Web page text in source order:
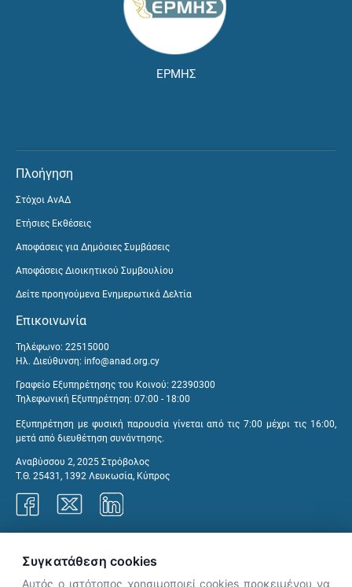
ΕΡΜΗΣ
Πλοήγηση
Στόχοι ΑνΑΔ
Ετήσιες Εκθέσεις
Αποφάσεις για Δημόσιες Συμβάσεις
Αποφάσεις Διοικητικού Συμβουλίου
Δείτε προηγούμενα Ενημερωτικά Δελτία
Επικοινωνία
Τηλέφωνο: 22515000
Ηλ. Διεύθυνση: info@anad.org.cy
Γραφείο Εξυπηρέτησης του Κοινού: 22390300
Τηλεφωνική Εξυπηρέτηση: 07:00 - 18:00
Εξυπηρέτηση με φυσική παρουσία γίνεται από τις 7:00 μέχρι τις 16:00,
μετά από διευθέτηση συνάντησης.
Αναβύσσου 2, 2025 Στρόβολος
Τ.Θ. 25431, 1392 Λευκωσία, Κύπρος
Συγκατάθεση cookies
Αυτός ο ιστότοπος χρησιμοποιεί cookies προκειμένου να